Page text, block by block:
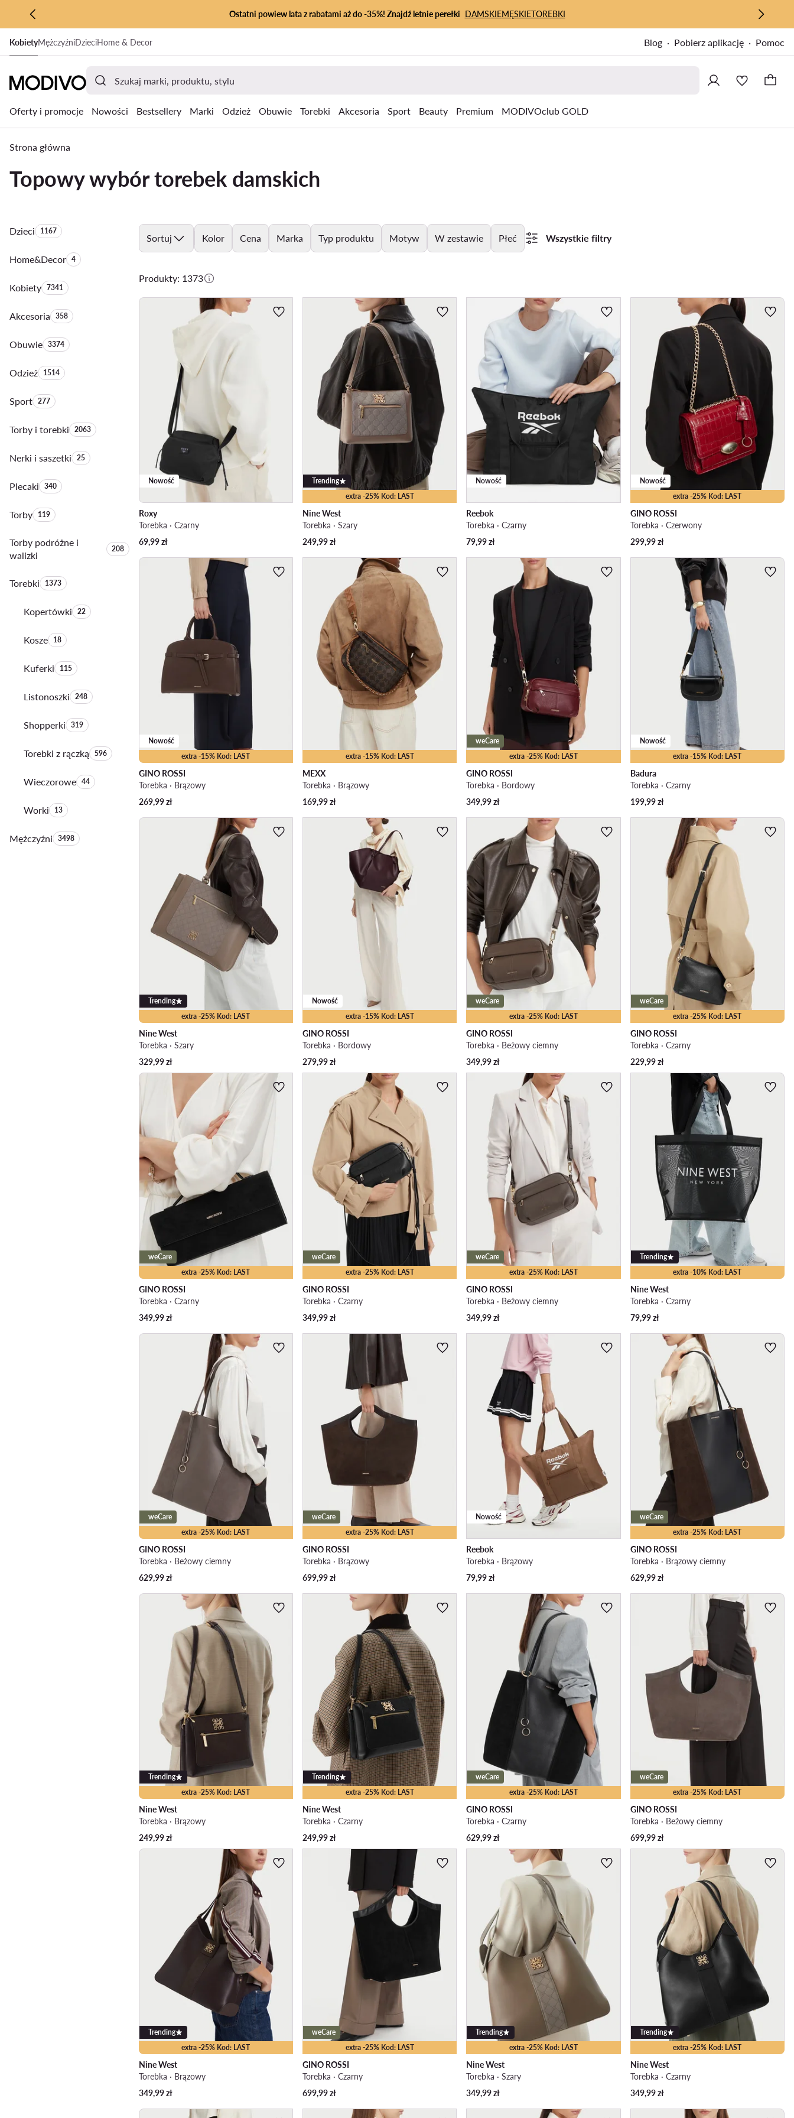
PRZEJDŹ DO GŁÓWNEJ ZAWARTOŚCI
PRZEJDŹ DO WYSZUKIWANIA
Ostatni powiew lata z rabatami aż do -35%! Znajdź letnie perełki DAMSKIEMĘSKIETOREBKI
KobietyMężczyźniDzieciHome & Decor Blog Pobierz aplikację Pomoc
Oferty i promocje Nowości Bestsellery Marki Odzież Obuwie Torebki Akcesoria Sport Beauty Premium MODIVOclub GOLD
Strona główna
Topowy wybór torebek damskich
DzieciLiczba produktów:
1167
Home&DecorLiczba produktów:
4
KobietyLiczba produktów:
7341
AkcesoriaLiczba produktów:
358
ObuwieLiczba produktów:
3374
OdzieżLiczba produktów:
1514
SportLiczba produktów:
277
Torby i torebkiLiczba produktów:
2063
Nerki i saszetkiLiczba produktów:
25
PlecakiLiczba produktów:
340
TorbyLiczba produktów:
119
Torby podróżne i
walizki
Liczba produktów:
208
TorebkiLiczba produktów:
1373
KopertówkiLiczba produktów:
22
KoszeLiczba produktów:
18
KuferkiLiczba produktów:
115
ListonoszkiLiczba produktów:
248
ShopperkiLiczba produktów:
319
Torebki z rączkąLiczba produktów:
596
WieczoroweLiczba produktów:
44
WorkiLiczba produktów:
13
MężczyźniLiczba produktów:
3498
Sortuj Kolor Cena Marka Typ produktu Motyw W zestawie Płeć Wszystkie filtry
Produkty: 1373
Nowość
Roxy
Torebka · Czarny
69,99zł
extra -25% Kod: LAST
Trending
Nine West
Torebka · Szary
249,99zł
Nowość
Reebok
Torebka · Czarny
79,99zł
extra -25% Kod: LAST
Nowość
GINO ROSSI
Torebka · Czerwony
299,99zł
extra -15% Kod: LAST
Nowość
GINO ROSSI
Torebka · Brązowy
269,99zł
extra -15% Kod: LAST
MEXX
Torebka · Brązowy
169,99zł
extra -25% Kod: LAST
weCare
GINO ROSSI
Torebka · Bordowy
349,99zł
extra -15% Kod: LAST
Nowość
Badura
Torebka · Czarny
199,99zł
extra -25% Kod: LAST
Trending
Nine West
Torebka · Szary
329,99zł
extra -15% Kod: LAST
Nowość
GINO ROSSI
Torebka · Bordowy
279,99zł
extra -25% Kod: LAST
weCare
GINO ROSSI
Torebka · Beżowy ciemny
349,99zł
extra -25% Kod: LAST
weCare
GINO ROSSI
Torebka · Czarny
229,99zł
extra -25% Kod: LAST
weCare
GINO ROSSI
Torebka · Czarny
349,99zł
extra -25% Kod: LAST
weCare
GINO ROSSI
Torebka · Czarny
349,99zł
extra -25% Kod: LAST
weCare
GINO ROSSI
Torebka · Beżowy ciemny
349,99zł
extra -10% Kod: LAST
Trending
Nine West
Torebka · Czarny
79,99zł
extra -25% Kod: LAST
weCare
GINO ROSSI
Torebka · Beżowy ciemny
629,99zł
extra -25% Kod: LAST
weCare
GINO ROSSI
Torebka · Brązowy
699,99zł
Nowość
Reebok
Torebka · Brązowy
79,99zł
extra -25% Kod: LAST
weCare
GINO ROSSI
Torebka · Brązowy ciemny
629,99zł
extra -25% Kod: LAST
Trending
Nine West
Torebka · Brązowy
249,99zł
extra -25% Kod: LAST
Trending
Nine West
Torebka · Czarny
249,99zł
extra -25% Kod: LAST
weCare
GINO ROSSI
Torebka · Czarny
629,99zł
extra -25% Kod: LAST
weCare
GINO ROSSI
Torebka · Beżowy ciemny
699,99zł
extra -25% Kod: LAST
Trending
Nine West
Torebka · Brązowy
349,99zł
extra -25% Kod: LAST
weCare
GINO ROSSI
Torebka · Czarny
699,99zł
extra -25% Kod: LAST
Trending
Nine West
Torebka · Szary
349,99zł
extra -25% Kod: LAST
Trending
Nine West
Torebka · Czarny
349,99zł